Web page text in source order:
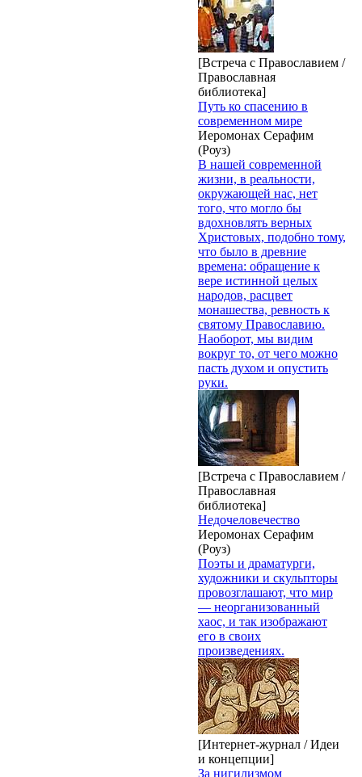
[Встреча с Православием /
Православная
библиотека]
Путь ко спасению в
современном мире
Иеромонах Серафим
(Роуз)
В нашей современной
жизни, в реальности,
окружающей нас, нет
того, что могло бы
вдохновлять верных
Христовых, подобно тому,
что было в древние
времена: обращение к
вере истинной целых
народов, расцвет
монашества, ревность к
святому Православию.
Наоборот, мы видим
вокруг то, от чего можно
пасть духом и опустить
руки.
[Встреча с Православием /
Православная
библиотека]
Недочеловечество
Иеромонах Серафим
(Роуз)
Поэты и драматурги,
художники и скульпторы
провозглашают, что мир
— неорганизованный
хаос, и так изображают
его в своих
произведениях.
[Интернет-журнал / Идеи
и концепции]
За нигилизмом